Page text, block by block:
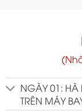
NGÀY 01: HÀ
TRÊN MÁY